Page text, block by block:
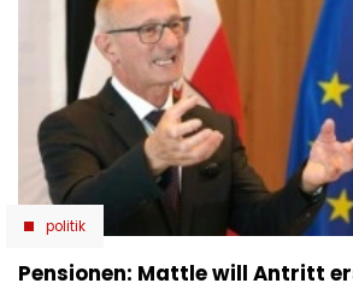
politik
Pensionen: Mattle will Antritt